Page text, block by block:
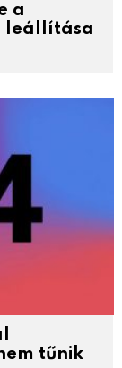
a
leállítása
tűnik